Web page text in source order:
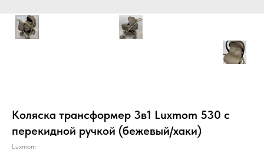
Коляска трансформер 3в1 Luxmom 530 с
перекидной ручкой (бежевый/хаки)
Luxmom